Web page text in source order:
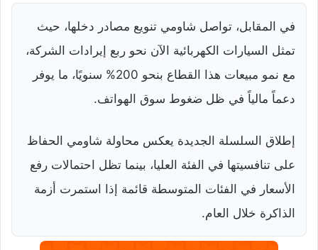
في المقابل، تواصل شاومي تنويع مصادر دخلها، حيث
تمثل السيارات الكهربائية الآن نحو ربع إيرادات الشركة،
مع نمو مبيعات هذا القطاع بنحو 200% سنويًا، ما يوفر
دعماً مالياً في ظل ضغوط سوق الهواتف.
إطلاق السلسلة الجديدة يعكس محاولة شاومي الحفاظ
على تنافسيتها في الفئة العليا، بينما تظل احتمالات رفع
الأسعار في الفئات المتوسطة قائمة إذا استمرت أزمة
الذاكرة خلال العام.